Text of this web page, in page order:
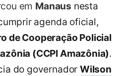
em Manaus nesta
agenda oficial,
de Cooperação Policial
(CCPI Amazônia).
do governador Wilson